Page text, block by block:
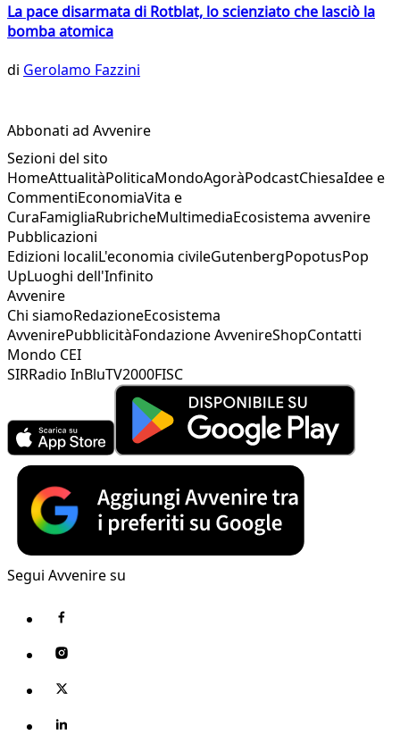
La pace disarmata di Rotblat, lo scienziato che lasciò la
bomba atomica
di Gerolamo Fazzini
Abbonati ad Avvenire
Sezioni del sito
HomeAttualitàPoliticaMondoAgoràPodcastChiesaIdee e
CommentiEconomiaVita e
CuraFamigliaRubricheMultimediaEcosistema avvenire
Pubblicazioni
Edizioni localiL'economia civileGutenbergPopotusPop
UpLuoghi dell'Infinito
Avvenire
Chi siamoRedazioneEcosistema
AvvenirePubblicitàFondazione AvvenireShopContatti
Mondo CEI
SIRRadio InBluTV2000FISC
Segui Avvenire su